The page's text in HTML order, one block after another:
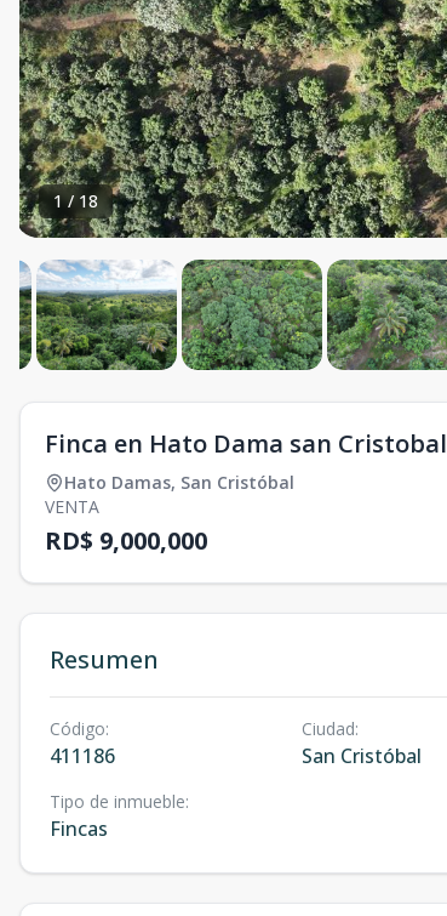
1/ 18
Finca en Hato Dama san Cristobal
Hato Damas, San Cristóbal
VENTA
RD$ 9,000,000
Resumen
Código:
411186
Ciudad:
San Cristóbal
Tipo de inmueble:
Fincas